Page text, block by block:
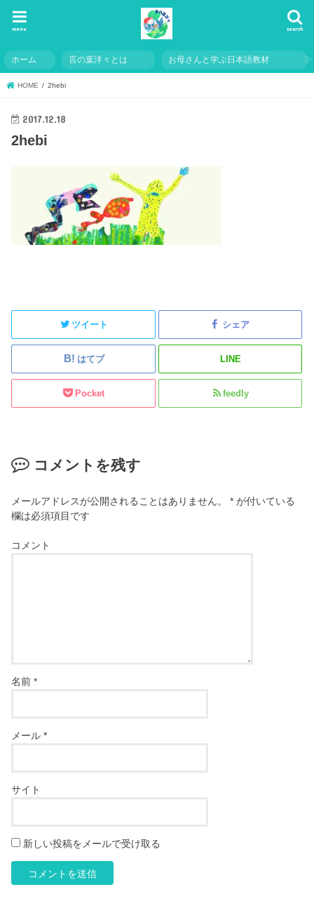
search
menu
ホーム 言の葉洋々とは お母さんと学ぶ日本語教材
HOME 2hebi
2017.12.18
2hebi
ツイート シェア
はてブ LINE
Pocket feedly
コメントを残す
メールアドレスが公開されることはありません。 * が付いている
欄は必須項目です
コメント
名前*
メール*
サイト
新しい投稿をメールで受け取る